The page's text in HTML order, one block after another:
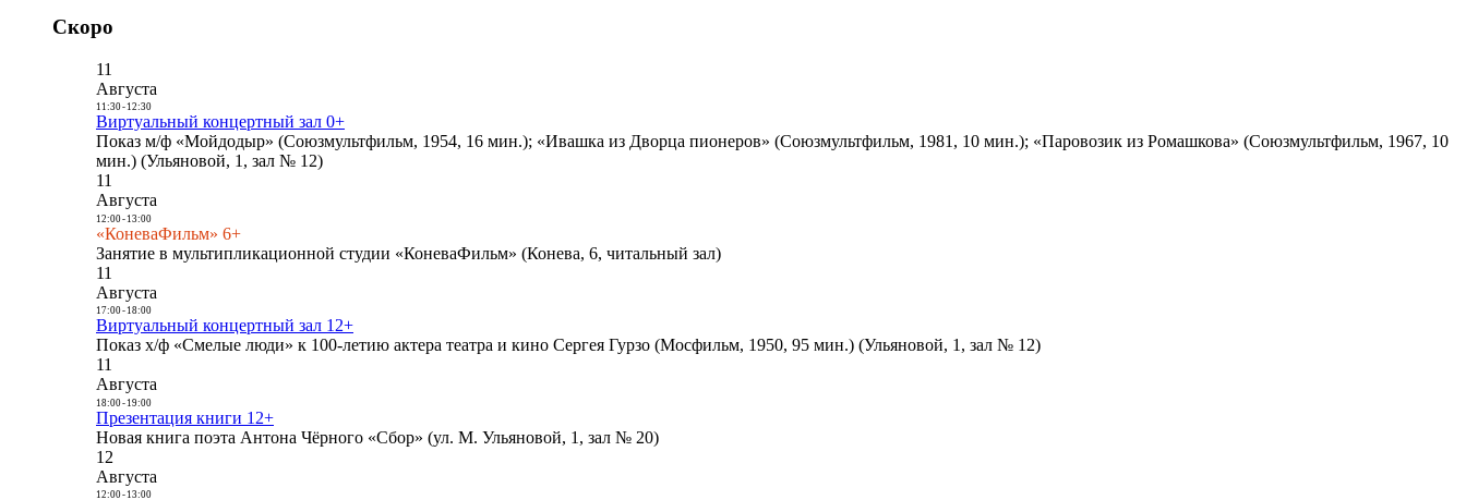
Скоро
11
Августа
11:30- 12:30
Виртуальный концертный зал 0+
Показ м/ф «Мойдодыр» (Союзмультфильм, 1954, 16 мин.); «Ивашка из Дворца пионеров» (Союзмультфильм, 1981, 10 мин.); «Паровозик из Ромашкова» (Союзмультфильм, 1967, 10
мин.) (Ульяновой, 1, зал № 12)
11
Августа
12:00- 13:00
«КоневаФильм» 6+
Занятие в мультипликационной студии «КоневаФильм» (Конева, 6, читальный зал)
11
Августа
17:00- 18:00
Виртуальный концертный зал 12+
Показ х/ф «Смелые люди» к 100-летию актера театра и кино Сергея Гурзо (Мосфильм, 1950, 95 мин.) (Ульяновой, 1, зал № 12)
11
Августа
18:00- 19:00
Презентация книги 12+
Новая книга поэта Антона Чёрного «Сбор» (ул. М. Ульяновой, 1, зал № 20)
12
Августа
12:00- 13:00